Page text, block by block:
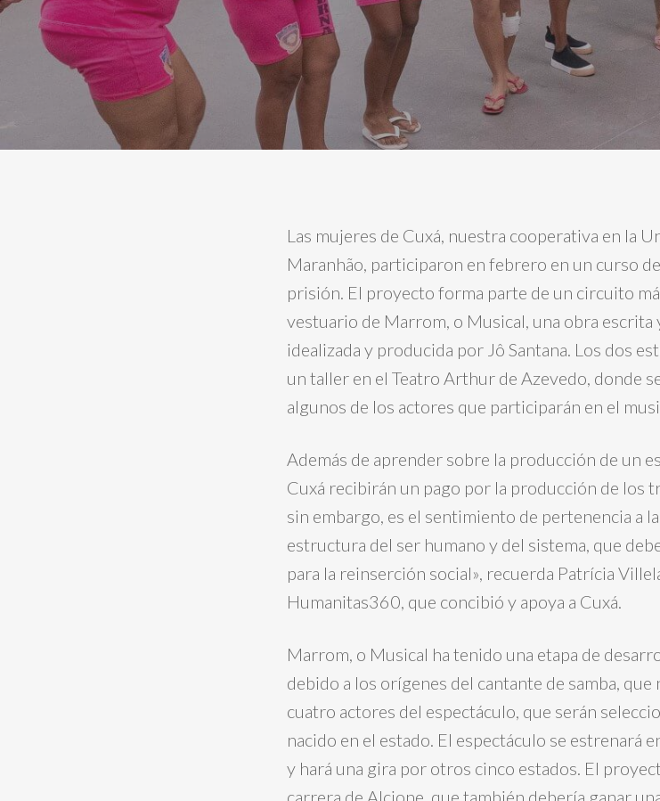
Las mujeres de Cuxá, nuestra cooperativa en la
Maranhão, participaron en febrero en un curso
prisión. El proyecto forma parte de un circuito
vestuario de Marrom, o Musical, una obra
idealizada y producida por Jô Santana. Los dos
un taller en el Teatro Arthur de Azevedo, donde
algunos de los actores que participarán en el
Además de aprender sobre la producción de un
Cuxá recibirán un pago por la producción de los
sin embargo, es el sentimiento de pertenencia a
estructura del ser humano y del sistema, que
para la reinserción social», recuerda Patrícia
Humanitas360, que concibió y apoya a Cuxá.
Marrom, o Musical ha tenido una etapa de
debido a los orígenes del cantante de samba, que
cuatro actores del espectáculo, que serán
nacido en el estado. El espectáculo se estrenará
y hará una gira por otros cinco estados. El
carrera de Alcione, que también debería ganar